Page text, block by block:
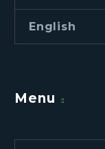
English
Menu